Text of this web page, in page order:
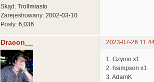
Skąd: Trollmiasto
Zarejestrowany: 2002-03-10
Posty: 6,036
Dracon__ 2023-07-26
1. Gzynio x1
2. hsimpson x1
3. AdamK